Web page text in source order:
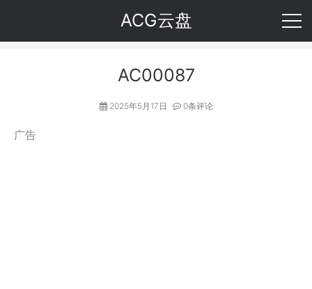
ACG云盘
AC00087
2025年5月17日 0条评论
广告